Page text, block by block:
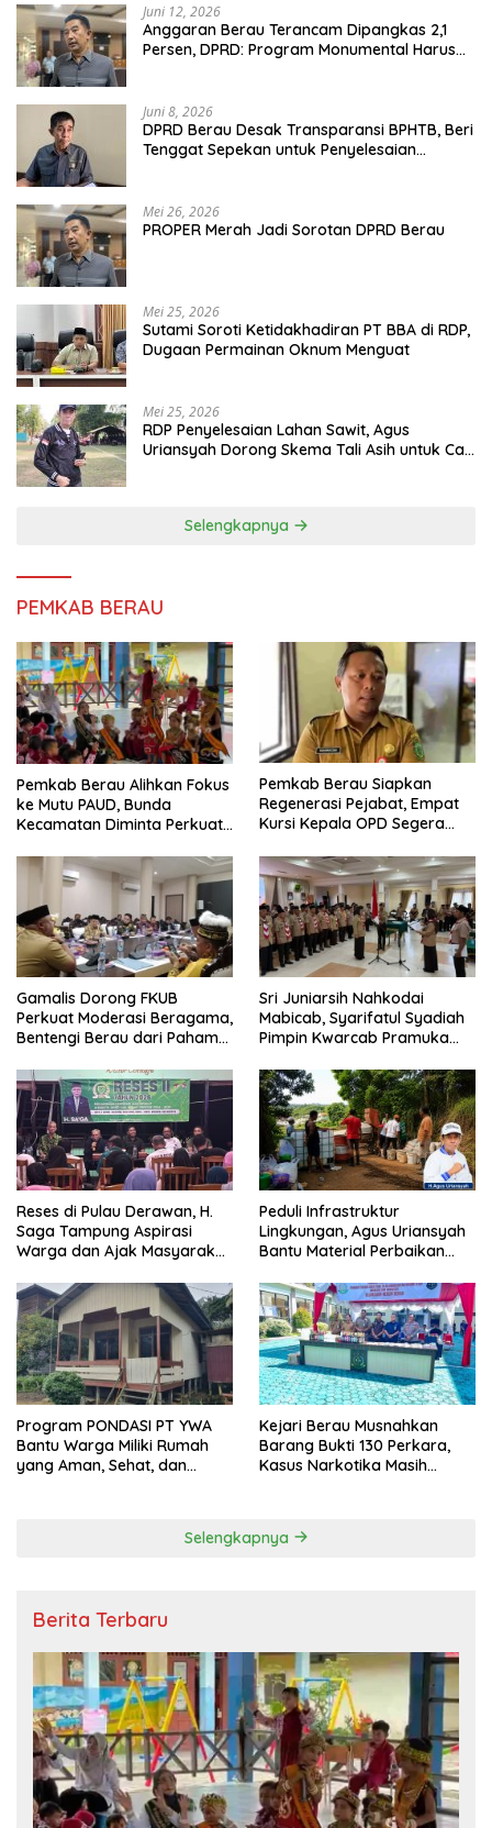
Juni 12, 2026
Anggaran Berau Terancam Dipangkas 2,1
Persen, DPRD: Program Monumental Harus
Juni 8, 2026
DPRD Berau Desak Transparansi BPHTB, Beri
Tenggat Sepekan untuk Penyelesaian
Mei 26, 2026
PROPER Merah Jadi Sorotan DPRD Berau
Mei 25, 2026
Sutami Soroti Ketidakhadiran PT BBA di RDP,
Dugaan Permainan Oknum Menguat
Mei 25, 2026
RDP Penyelesaian Lahan Sawit, Agus
Uriansyah Dorong Skema Tali Asih untuk Cari
Selengkapnya
PEMKAB BERAU
Pemkab Berau Alihkan Fokus
ke Mutu PAUD, Bunda
Kecamatan Diminta Perkuat
Pemkab Berau Siapkan
Regenerasi Pejabat, Empat
Kursi Kepala OPD Segera
Gamalis Dorong FKUB
Perkuat Moderasi Beragama,
Bentengi Berau dari Paham
Sri Juniarsih Nahkodai
Mabicab, Syarifatul Syadiah
Pimpin Kwarcab Pramuka
Reses di Pulau Derawan, H.
Saga Tampung Aspirasi
Warga dan Ajak Masyarakat
Anggaran
Peduli Infrastruktur
Lingkungan, Agus Uriansyah
Bantu Material Perbaikan
Program PONDASI PT YWA
Bantu Warga Miliki Rumah
yang Aman, Sehat, dan
Kejari Berau Musnahkan
Barang Bukti 130 Perkara,
Kasus Narkotika Masih
Selengkapnya
Berita Terbaru